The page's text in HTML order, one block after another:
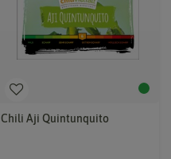
Chili Aji Quintunquito